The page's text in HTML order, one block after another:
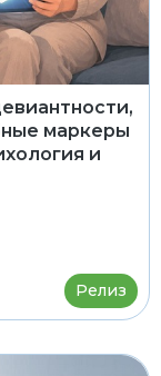
маркеры
и
Релиз